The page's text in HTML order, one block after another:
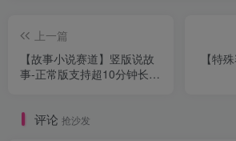
上一篇
【故事小说赛道】竖版说故
事-正常版支持超10分钟长自
【特
评论 抢沙发